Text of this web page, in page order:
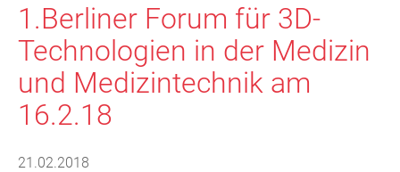
1.Berliner Forum für 3D-
Technologien in der Medizin
und Medizintechnik am
16.2.18
21.02.2018